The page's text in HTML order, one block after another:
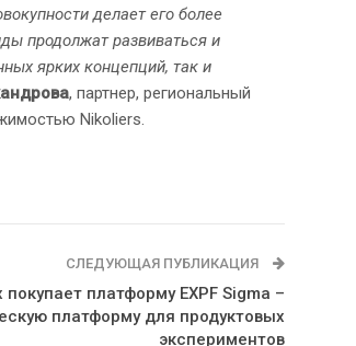
делает его более
продолжат развиваться и
ярких концепций, так и
, партнер, региональный
Nikoliers.
СЛЕДУЮЩАЯ ПУБЛИКАЦИЯ
покупает платформу EXPF Sigma –
платформу для продуктовых
экспериментов